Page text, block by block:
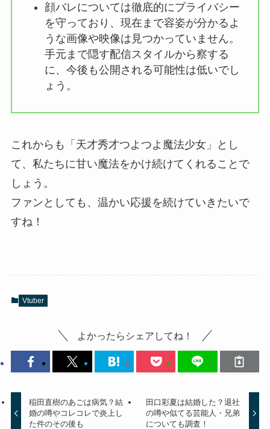
顔バレについては徹底的にプライバシー
を守っており、現在まで容姿が分かるよ
うな画像や映像は見つかっていません。
手元まで隠す配信スタイルから察する
に、今後も公開される可能性は低いでし
ょう。
これからも「天才秀才つよつよ魔法少女」とし
て、私たちに甘い魔法をかけ続けてくれることで
しょう。
ファンとしても、温かい応援を続けていきたいで
すね！
Vtuber
よかったらシェアしてね！
稲田直樹のあごは病気？結
婚の噂やコレコレで炎上し
た件のその後も
田口彩夏は結婚した？退社
の噂や似てる芸能人・兄弟
についても調査！